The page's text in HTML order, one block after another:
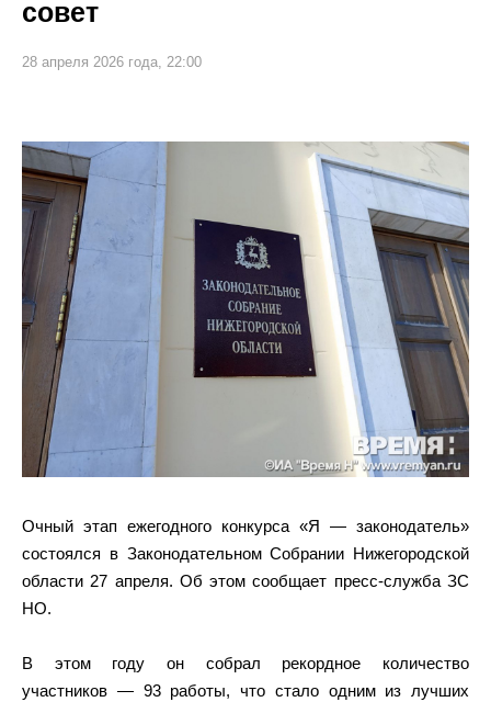
совет
28 апреля 2026 года, 22:00
Очный этап ежегодного конкурса «Я — законодатель»
состоялся в Законодательном Собрании Нижегородской
области 27 апреля. Об этом сообщает пресс-служба ЗС
НО.
В этом году он собрал рекордное количество
участников — 93 работы, что стало одним из лучших